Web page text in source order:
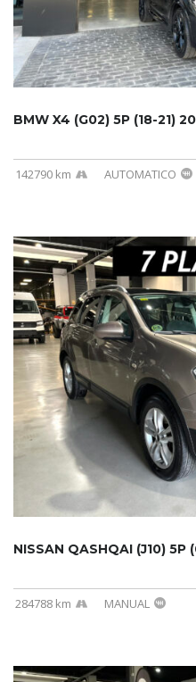
BMW X4 (G02) 5P (18-21)
142790 km AUTOMATICO
NISSAN QASHQAI (J10) 5P
284788 km MANUAL